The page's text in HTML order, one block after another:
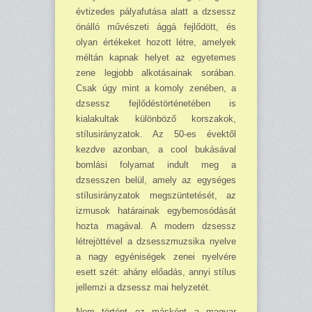
évtizedes pályafutása alatt a dzsessz
önálló művé­szeti ággá fejlődött, és
olyan értékeket hozott létre, amelyek
méltán kapnak helyet az egye­temes
zene legjobb alkotásainak sorában.
Csak úgy mint a komoly zenében, a
dzsessz fejlő­déstörténetében is
kialakultak különböző korszakok,
stílusirányzatok. Az 50-es évektől
kezdve azonban, a cool bukásával
bomlási folyamat indult meg a
dzsesszen belül, amely az egységes
stílusirányzatok megszüntetését, az
izmusok határainak egybemosódását
hozta magával. A modern dzsessz
létrejöttével a dzsesszmuzsika nyelve
a nagy egyéniségek zenei nyelvére
esett szét: ahány előadás, annyi stílus
jellemzi a dzsessz mai helyzetét.